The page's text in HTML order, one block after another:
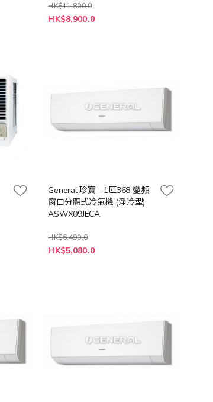
HK$11,800.0
特
殊
HK$8,900.0
General 珍寶 - 1匹368 變頻
窗口分體式冷氣機 (淨冷型)
ASWX09JECA
HK$6,490.0
特
殊
HK$5,080.0